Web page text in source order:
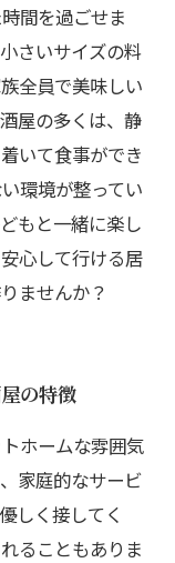
間を過ごせま
さいサイズの料
全員で美味しい
屋の多くは、静
いて食事ができ
環境が整ってい
もと一緒に楽し
心して行ける居
ませんか？
の特徴
ホームな雰囲気
家庭的なサービ
しく接してく
ることもありま